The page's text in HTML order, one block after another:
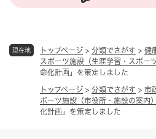
現在地 トップページ > 分類でさがす > 健
スポーツ施設（生涯学習・スポーツ
命化計画」を策定しました
トップページ > 分類でさがす > 市
ポーツ施設（市役所・施設の案内）
化計画」を策定しました